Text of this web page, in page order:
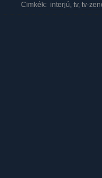
Cimkék: interjú, tv, tv-